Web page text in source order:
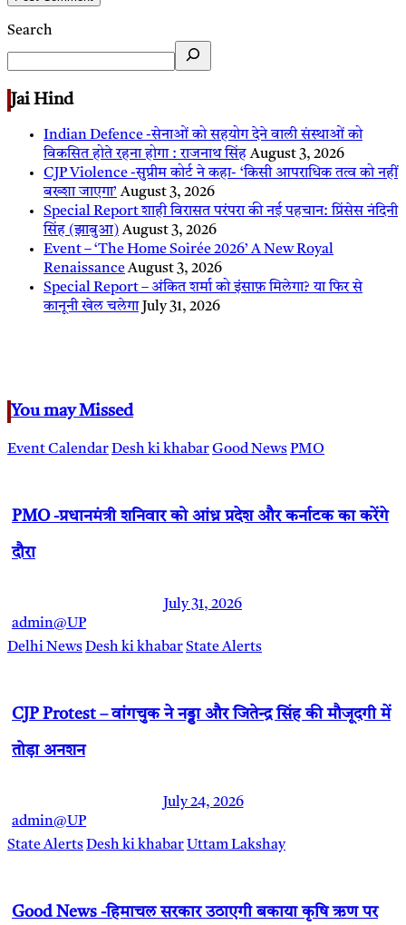
Search
Jai Hind
Indian Defence -सेनाओं को सहयोग देने वाली संस्थाओं को
विकसित होते रहना होगा : राजनाथ सिंह August 3, 2026
CJP Violence -सुप्रीम कोर्ट ने कहा- ‘किसी आपराधिक तत्व को नहीं
बख्शा जाएगा’ August 3, 2026
Special Report शाही विरासत परंपरा की नई पहचान: प्रिंसेस नंदिनी
सिंह (झाबुआ) August 3, 2026
Event – ‘The Home Soirée 2026’ A New Royal
RenaissanceAugust 3, 2026
Special Report – अंकित शर्मा को इंसाफ़ मिलेगा? या फिर से
कानूनी खेल चलेगा July 31, 2026
You may Missed
Event CalendarDesh ki khabarGood NewsPMO
PMO -प्रधानमंत्री शनिवार को आंध्र प्रदेश और कर्नाटक का करेंगे
दौरा
July 31, 2026
admin@UP
Delhi NewsDesh ki khabarState Alerts
CJP Protest – वांगचुक ने नड्डा और जितेन्द्र सिंह की मौजूदगी में
तोड़ा अनशन
July 24, 2026
admin@UP
State AlertsDesh ki khabar Uttam Lakshay
Good News -हिमाचल सरकार उठाएगी बकाया कृषि ऋण पर